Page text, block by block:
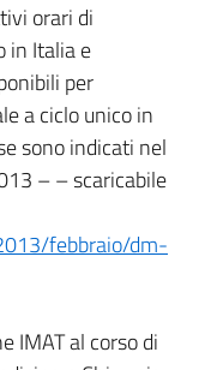
orari di
in Italia e
per
a ciclo unico in
sono indicati nel
– – scaricabile
febbraio/dm-
IMAT al corso di